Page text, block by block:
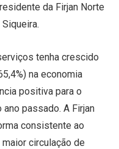
da Firjan Norte
tenha crescido
na economia
positiva para o
passado. A Firjan
consistente ao
circulação de